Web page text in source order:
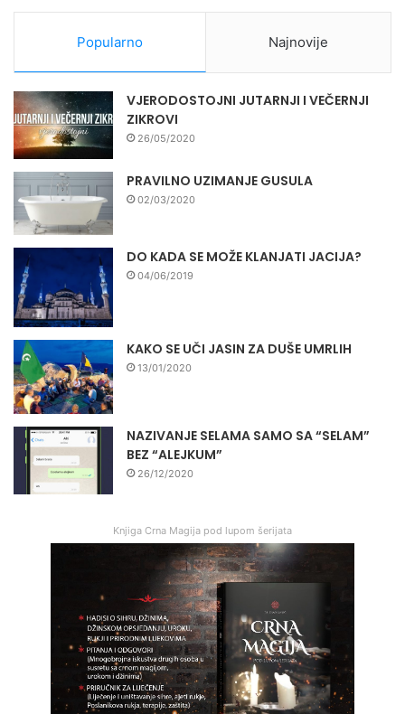
Popularno Najnovije
VJERODOSTOJNI JUTARNJI I VEČERNJI
ZIKROVI
26/05/2020
PRAVILNO UZIMANJE GUSULA
02/03/2020
DO KADA SE MOŽE KLANJATI JACIJA?
04/06/2019
KAKO SE UČI JASIN ZA DUŠE UMRLIH
13/01/2020
NAZIVANJE SELAMA SAMO SA “SELAM”
BEZ “ALEJKUM”
26/12/2020
Knjiga Crna Magija pod lupom šerijata